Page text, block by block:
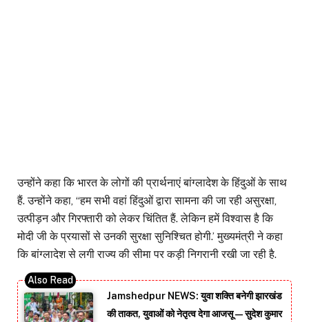
उन्होंने कहा कि भारत के लोगों की प्रार्थनाएं बांग्लादेश के हिंदुओं के साथ
हैं. उन्होंने कहा, ‘‘हम सभी वहां हिंदुओं द्वारा सामना की जा रही असुरक्षा,
उत्पीड़न और गिरफ्तारी को लेकर चिंतित हैं. लेकिन हमें विश्वास है कि
मोदी जी के प्रयासों से उनकी सुरक्षा सुनिश्चित होगी.’ मुख्यमंत्री ने कहा
कि बांग्लादेश से लगी राज्य की सीमा पर कड़ी निगरानी रखी जा रही है.
Jamshedpur NEWS: युवा शक्ति बनेगी झारखंड
की ताकत, युवाओं को नेतृत्व देगा आजसू — सुदेश कुमार